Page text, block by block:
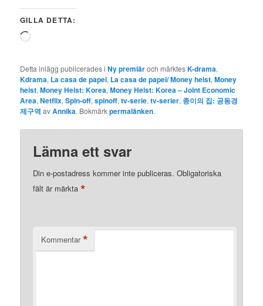
GILLA DETTA:
Laddar
Detta inlägg publicerades iNy premiäroch märktesK-drama,
Kdrama, La casa de papel, La casa de papel/ Money heist,Money
heist,Money Heist: Korea,Money Heist: Korea – Joint Economic
Area,Netflix,Spin-off,spinoff,tv-serie,tv-serier, 종이의 집: 공동경
제구역 avAnnika. Bokmärkpermalänken.
Lämna ett svar
Din e-postadress kommer inte publiceras. Obligatoriska
fält är märkta*
Kommentar *